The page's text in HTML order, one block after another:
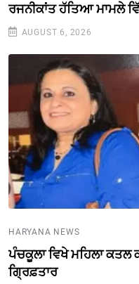
ਰਜਨੀਕਾਂਤ ਹੱਤਿਆ ਮਾਮਲੇ
AUGUST 6, 2026
HARYANA NEWS
ਪੰਚਕੂਲਾ ਵਿਖੇ ਮਹਿਲਾ
ਗ੍ਰਿਫ਼ਤਾਰ